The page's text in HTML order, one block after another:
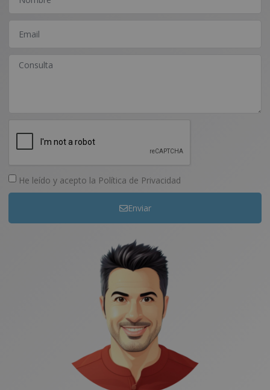
He leído y acepto la Política de Privacidad
Enviar